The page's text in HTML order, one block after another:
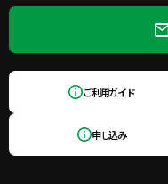
ご利用ガイド
申し込み